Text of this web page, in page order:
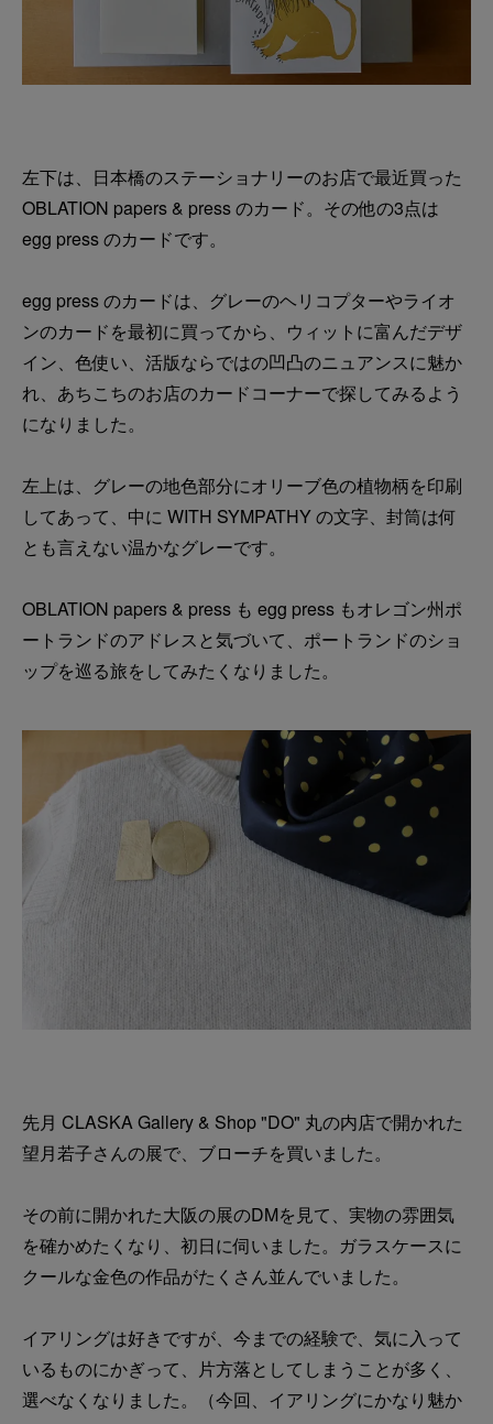
左下は、日本橋のステーショナリーのお店で最近買った
OBLATION papers & press のカード。その他の3点は
egg press のカードです。
egg press のカードは、グレーのヘリコプターやライオ
ンのカードを最初に買ってから、ウィットに富んだデザ
イン、色使い、活版ならではの凹凸のニュアンスに魅か
れ、あちこちのお店のカードコーナーで探してみるよう
になりました。
左上は、グレーの地色部分にオリーブ色の植物柄を印刷
してあって、中に WITH SYMPATHY の文字、封筒は何
とも言えない温かなグレーです。
OBLATION papers & press も egg press もオレゴン州ポ
ートランドのアドレスと気づいて、ポートランドのショ
ップを巡る旅をしてみたくなりました。
先月 CLASKA Gallery & Shop "DO" 丸の内店で開かれた
望月若子さんの展で、ブローチを買いました。
その前に開かれた大阪の展のDMを見て、実物の雰囲気
を確かめたくなり、初日に伺いました。ガラスケースに
クールな金色の作品がたくさん並んでいました。
イアリングは好きですが、今までの経験で、気に入って
いるものにかぎって、片方落としてしまうことが多く、
選べなくなりました。（今回、イアリングにかなり魅か